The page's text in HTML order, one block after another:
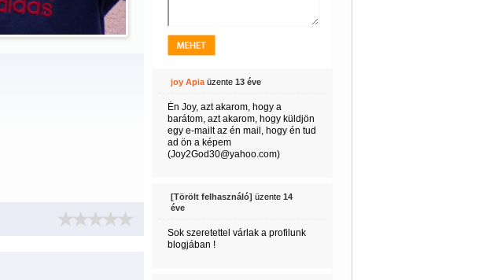
joy Apia üzente 13 éve
Én Joy, azt akarom, hogy a
barátom, azt akarom, hogy küldjön
egy e-mailt az én mail, hogy én tud
ad ön a képem
(Joy2God30@yahoo.com)
[Törölt felhasználó] üzente 14
éve
Sok szeretettel várlak a profilunk
blogjában !